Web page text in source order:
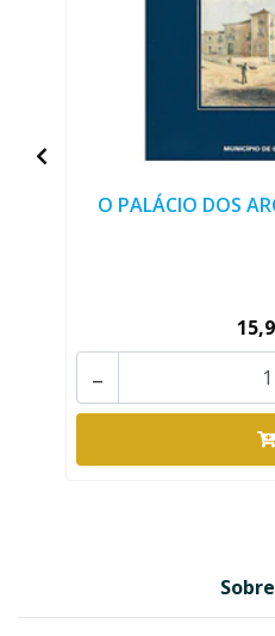
O PALÁCIO DOS
-